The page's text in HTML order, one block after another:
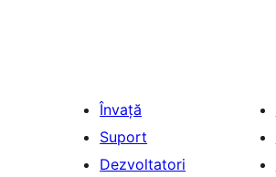
Învață
Suport
Dezvoltatori